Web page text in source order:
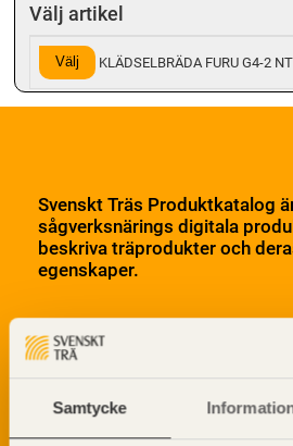
Samtycke
Välj artikel
Välj KLÄDSELBRÄDA FURU G4-2
Svenskt Träs Produktkatalog
sågverksnärings digitala
beskriva träprodukter och
egenskaper.
Dela på